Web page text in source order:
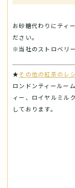
お砂糖代わりにティ
ださい。
※当社のストロベリ
★その他の紅茶のレ
ロンドンティールー
ィー、ロイヤルミル
しております。